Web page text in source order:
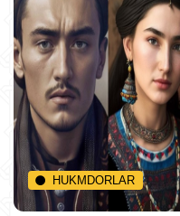
HUKMDORLAR